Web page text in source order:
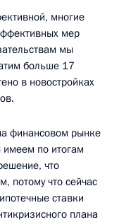
многие
мер
мы
больше 17
в новостройках
финансовом рынке
по итогам
что
потому что сейчас
ставки
плана